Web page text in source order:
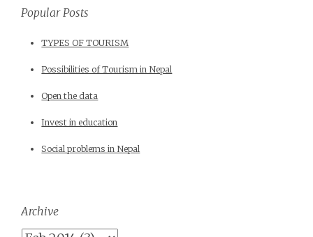
Popular Posts
TYPES OF TOURISM
Possibilities of Tourism in Nepal
Open the data
Invest in education
Social problems in Nepal
Archive